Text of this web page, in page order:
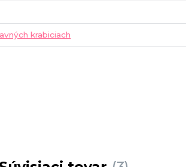
krabiciach